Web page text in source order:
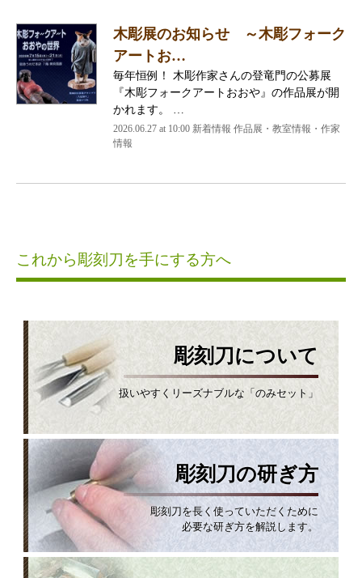
木彫展のお知らせ ～木彫フォーク
アートお…
毎年恒例！ 木彫作家さんの登竜門の公募展
『木彫フォークアートおおや』の作品展が開
かれます。 …
2026.06.27 at 10:00 新着情報 作品展・教室情報・作家
情報
これから彫刻刀を手にする方へ
彫刻刀について
扱いやすくリーズナブルな「のみセット」
彫刻刀の研ぎ方
彫刻刀を長く使っていただくために
必要な研ぎ方を解説します。